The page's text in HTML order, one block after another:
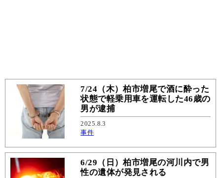
7/24（木）柏市増尾で酒に酔った
状態で軽乗用車を運転した46歳の
男が逮捕
2025.8.3
事件
6/29（日）柏市増尾の河川内で男
性の遺体が発見される